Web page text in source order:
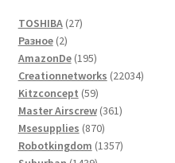
TOSHIBA 2727
Разное 22
товара
AmazonDe 195195
товаров
Creationnetworks 2203422034
Kitzconcept 5959
товаров
Master Airscrew 361361
Msesupplies 870870
товаров
Robotkingdom 13571357